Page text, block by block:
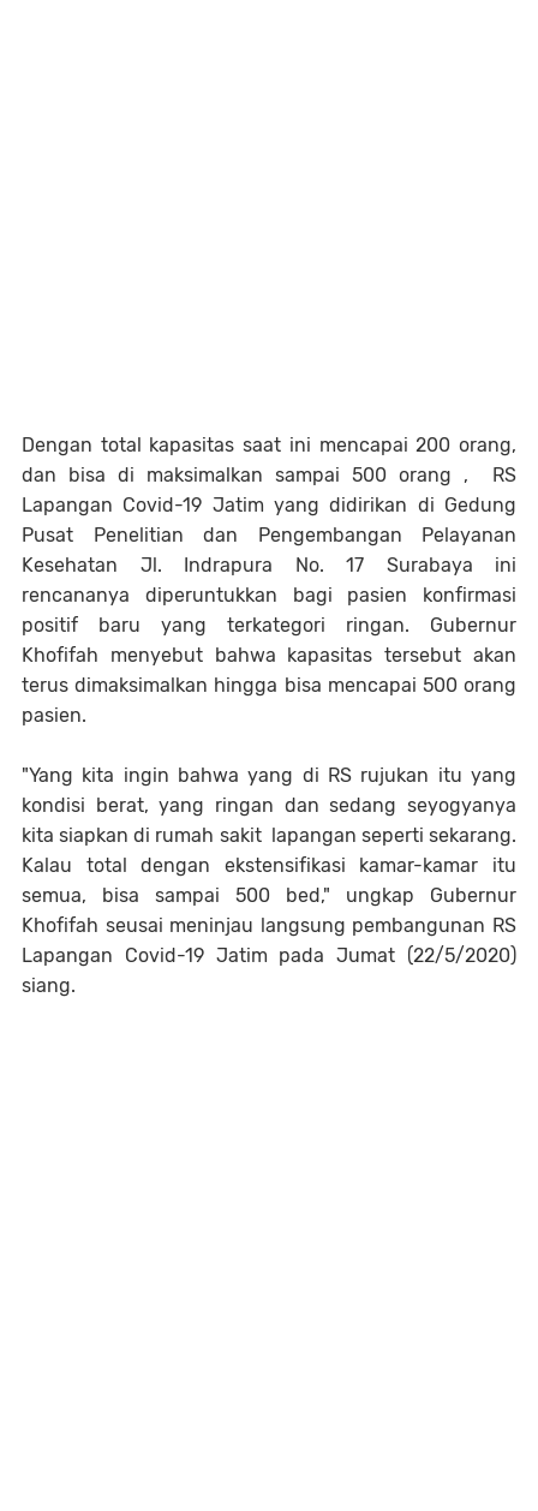
Dengan total kapasitas saat ini mencapai 200 orang,
dan bisa di maksimalkan sampai 500 orang , RS
Lapangan Covid-19 Jatim yang didirikan di Gedung
Pusat Penelitian dan Pengembangan Pelayanan
Kesehatan Jl. Indrapura No. 17 Surabaya ini
rencananya diperuntukkan bagi pasien konfirmasi
positif baru yang terkategori ringan. Gubernur
Khofifah menyebut bahwa kapasitas tersebut akan
terus dimaksimalkan hingga bisa mencapai 500 orang
pasien.
"Yang kita ingin bahwa yang di RS rujukan itu yang
kondisi berat, yang ringan dan sedang seyogyanya
kita siapkan di rumah sakit lapangan seperti sekarang.
Kalau total dengan ekstensifikasi kamar-kamar itu
semua, bisa sampai 500 bed," ungkap Gubernur
Khofifah seusai meninjau langsung pembangunan RS
Lapangan Covid-19 Jatim pada Jumat (22/5/2020)
siang.